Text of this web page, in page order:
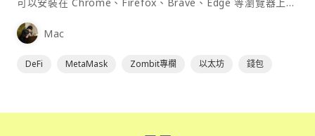
可以安裝在 Chrome、Firefox、Brave、Edge 等瀏覽器上作
為插件使用，具備許多功能且使用上非常方便。
Mac
DeFi MetaMask Zombit專欄 以太坊 錢包